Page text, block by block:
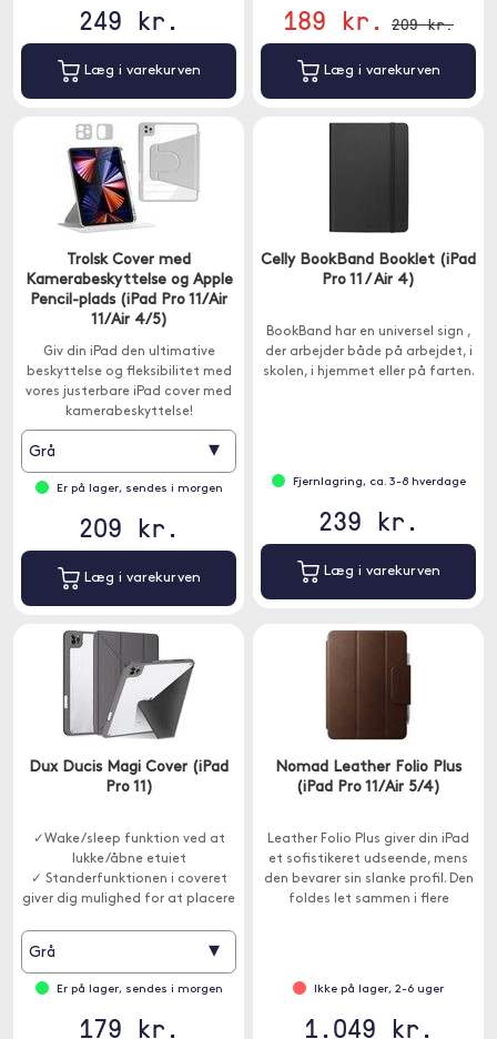
249 kr.
Læg i varekurven
189 kr. 209 kr.
Læg i varekurven
Trolsk Cover med
Kamerabeskyttelse og Apple
Pencil-plads (iPad Pro 11/Air
11/Air 4/5)
Giv din iPad den ultimative
beskyttelse og fleksibilitet med
vores justerbare iPad cover med
kamerabeskyttelse!
Grå ▾
Er på lager, sendes i morgen
209 kr.
Læg i varekurven
Celly BookBand Booklet (iPad
Pro 11 / Air 4)
BookBand har en universel sign ,
der arbejder både på arbejdet, i
skolen, i hjemmet eller på farten.
Fjernlagring, ca. 3-8 hverdage
239 kr.
Læg i varekurven
Dux Ducis Magi Cover (iPad
Pro 11)
✓Wake/sleep funktion ved at
lukke/åbne etuiet
✓ Standerfunktionen i coveret
giver dig mulighed for at placere
Grå ▾
Er på lager, sendes i morgen
179 kr.
Nomad Leather Folio Plus
(iPad Pro 11/Air 5/4)
Leather Folio Plus giver din iPad
et sofistikeret udseende, mens
den bevarer sin slanke profil. Den
foldes let sammen i flere
Ikke på lager, 2-6 uger
1.049 kr.